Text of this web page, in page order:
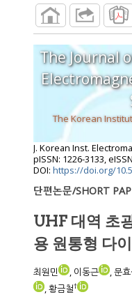
The Journal
The Korean
J. Korean Inst.
pISSN: 1226-3133,
DOI: https://doi.org/
단편논문/SHORT
UHF 대역 초
용 원통형 다
최원민 , 이동근 , 문
, 황금철†